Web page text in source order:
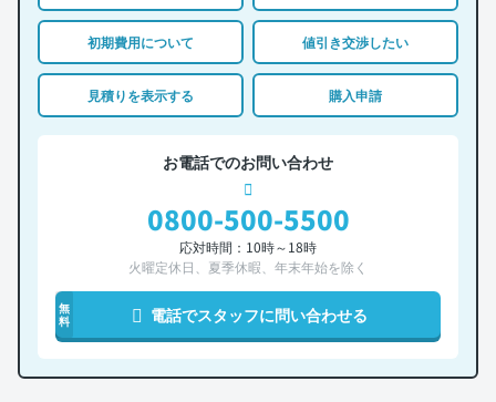
初期費用について 値引き交渉したい
見積りを表示する 購入申請
お電話でのお問い合わせ
0800-500-5500
応対時間：10時～18時
火曜定休日、夏季休暇、年末年始を除く
無
料
電話でスタッフに問い合わせる